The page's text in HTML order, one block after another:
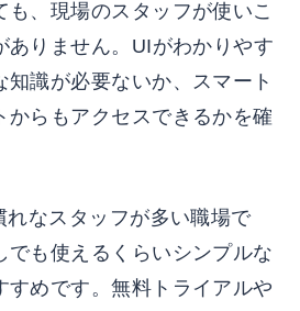
も、現場のスタッフが使いこ
ありません。UIがわかりやす
知識が必要ないか、スマート
からもアクセスできるかを確
れなスタッフが多い職場で
でも使えるくらいシンプルな
すめです。無料トライアルや